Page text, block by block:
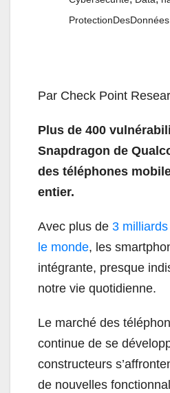
ProtectionDesDonnées
Par Check Point
Plus de 400
Snapdragon de
des téléphones
entier.
Avec plus de 3 milliards
le monde, les
intégrante, presque
notre vie quotidienne.
Le marché des
continue de se
constructeurs
de nouvelles